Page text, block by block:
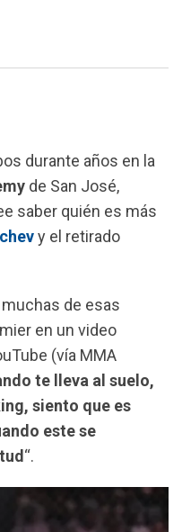
durante años en la
de San José,
saber quién es más
y el retirado
de esas
en un video
(vía MMA
te lleva al suelo,
siento que es
este se
“.